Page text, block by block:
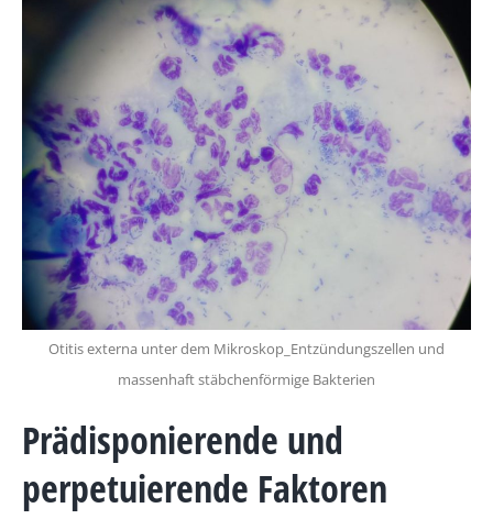
Otitis externa unter dem Mikroskop_Entzündungszellen und
massenhaft stäbchenförmige Bakterien
Prädisponierende und
perpetuierende Faktoren